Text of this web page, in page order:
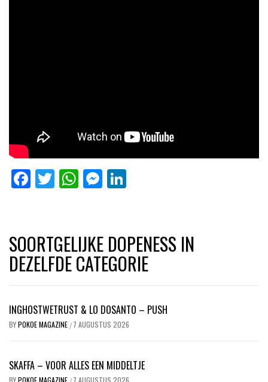
Facebook
Twitter
WhatsApp
Messenger
SOORTGELIJKE DOPENESS IN
DEZELFDE CATEGORIE
INGHOSTWETRUST & LO DOSANTO – PUSH
BYPOKOE MAGAZINE / 7 AUGUSTUS 2026
SKAFFA – VOOR ALLES EEN MIDDELTJE
BYPOKOE MAGAZINE 7 AUGUSTUS 2026